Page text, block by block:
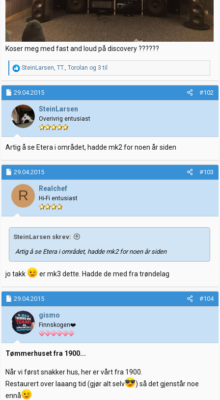
Koser meg med fast and loud på discovery ??????
R
e
a
k
s
j
o
n
e
r
SteinLarsen, TT., Torolan og 3 til
29.04.2015 #102
SteinLarsen
Overivrig entusiast
Artig å se Etera i området, hadde mk2 for noen år siden
29.04.2015 #103
R Realchef
Hi-Fi entusiast
SteinLarsen skrev:
Artig å se Etera i området, hadde mk2 for noen år siden
jo takk er mk3 dette. Hadde de med fra trøndelag
29.04.2015 #104
gismo
Finnskogen❤️
Tømmerhuset fra 1900...
Når vi først snakker hus, her er vårt fra 1900.
Restaurert over laaang tid (gjør alt selv
) så det gjenstår noe
ennå